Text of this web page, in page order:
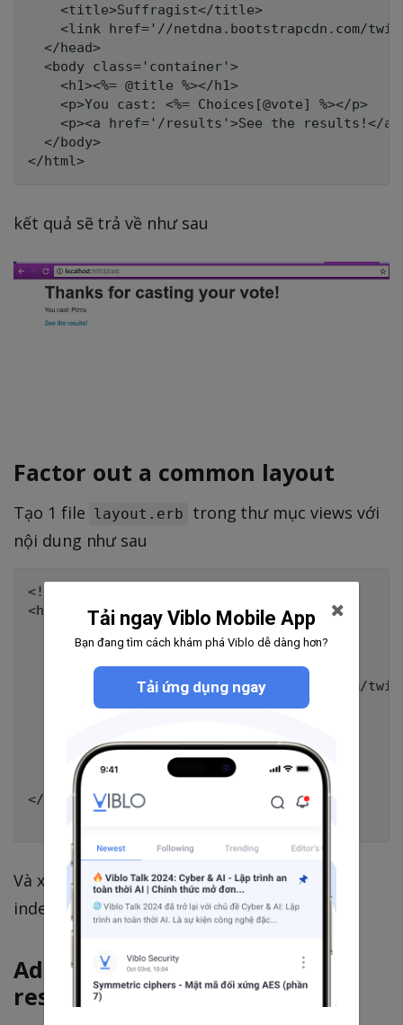
    <title>Suffragist</title>
<link href='//netdna.bootstrapcdn.com/
  </head>
  <body class='container'>
    <h1><%= @title %></h1>
    <p>You cast: <%= Choices[@vote] %></p>
<p><a href='/results'>See the results!</
  </body>
kết quả sẽ trả về như sau
Factor out a common layout
Tạo 1 file layout.erb
trong thư mục views với
nội dung như sau
<!DOCTYPE html>
<html>
  <head>
    <meta charset='UTF-8' />
    <title>Suffragist</title>
<link href='//netdna.bootstrapcdn.com/
  </head>
    <h1><%= @title %></h1>
    <%= yield %>
  </body>
</html>
Và xóa các đoạn code trùng lặp trong 2 file
index.erb và cast.erb
Add the results route and the
results view
Tải ngay Viblo Mobile App
Bạn đang tìm cách khám phá Viblo dễ dàng hơn?
Tải ứng dụng ngay